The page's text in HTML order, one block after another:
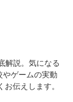
解説。気になる
ゲームの実動
伝えします。